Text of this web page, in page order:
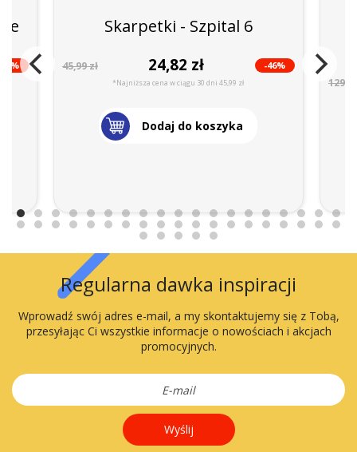
Skarpetki - Szpital 6
45,99 zł 24,82 zł -46%
*Najniższa cena w ciągu 30 dni 45,99 zł
Dodaj do koszyka
Regularna dawka inspiracji
Wprowadź swój adres e-mail, a my skontaktujemy się z Tobą,
przesyłając Ci wszystkie informacje o nowościach i akcjach
promocyjnych.
Wyślij